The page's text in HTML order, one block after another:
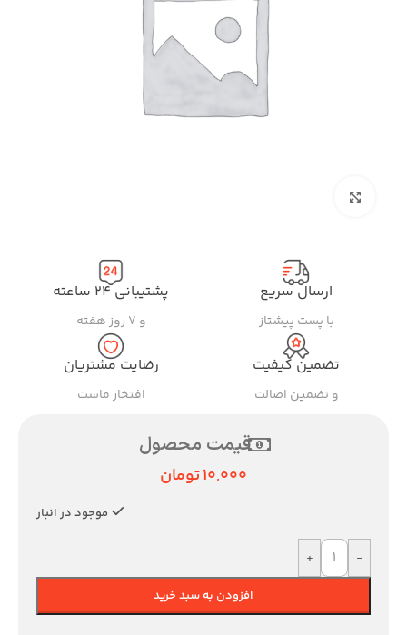
ارسال سریع
با پست پیشتاز
پشتیبانی ۲۴ ساعته
و ۷ روز هفته
تضمین کیفیت
و تضمین اصالت
رضایت مشتریان
افتخار ماست
قیمت محصول
10,000تومان
موجود در انبار
-
+
افزودن به سبد خرید